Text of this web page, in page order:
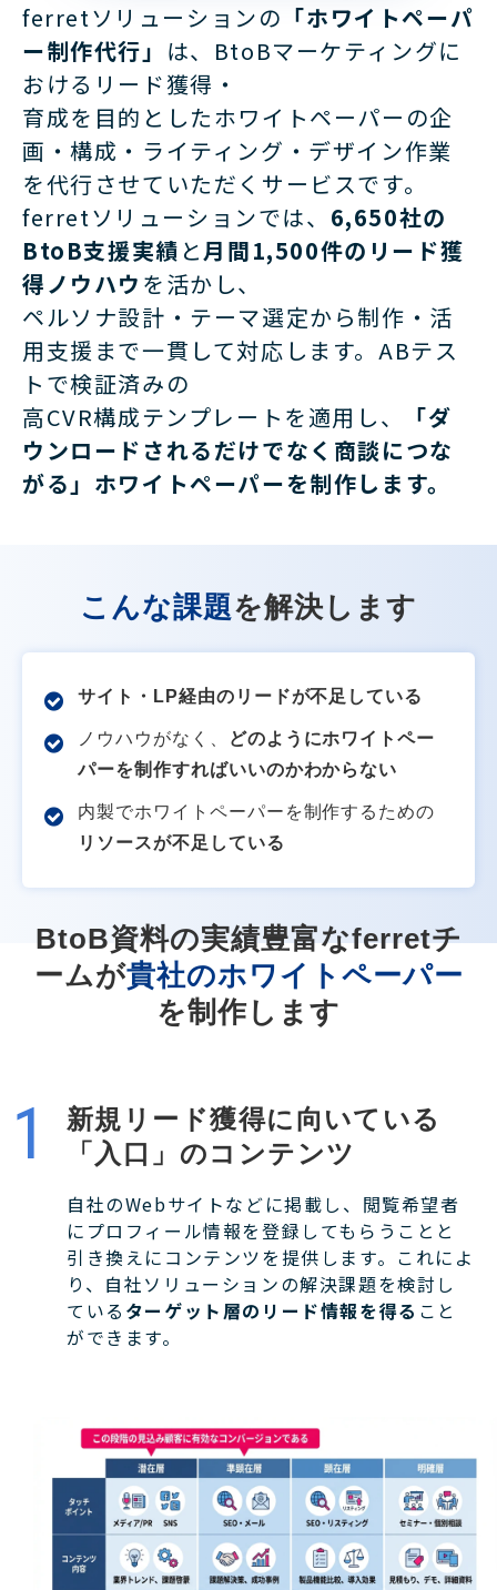
ferretソリューションの 「ホワイトペーパ
ー制作代行」 は、BtoBマーケティングに
おけるリード獲得・
育成を目的としたホワイトペーパーの企
画・構成・ライティング・デザイン作業
を代行させていただく サービスです。
ferretソリューションでは、 6,650社の
BtoB支援実績 と月間1,500件のリード獲
得ノウハウ を活かし、
ペルソナ設計・テーマ選定から制作・活
用支援まで一貫して対応します。ABテス
トで検証済みの
高CVR構成テンプレートを適用し、
「ダ
ウンロードされるだけでなく商談につな
がる」ホワイトペーパーを制作します。
こんな課題を解決します
サイト・LP経由のリードが不足している
ノウハウがなく、
どのようにホワイトペー
パーを制作すればいいのかわからない
内製でホワイトペーパーを制作するための
リソースが不足している
BtoB資料の実績豊富なferretチ
ームが貴社のホワイトペーパー
を制作します
新規リード獲得に向いている
「入口」のコンテンツ
自社のWebサイトなどに掲載し、閲覧希望者
にプロフィール情報を登録してもらうことと
引き換えにコンテンツを提供します。これによ
り、自社ソリューションの解決課題を検討し
ている ターゲット層のリード情報を得る こと
ができます。